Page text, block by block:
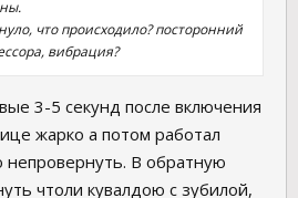
что происходило? посторонний
вибрация?
3-5 секунд после включения
жарко а потом работал
В обратную
чтоли кувалдою с зубилой,